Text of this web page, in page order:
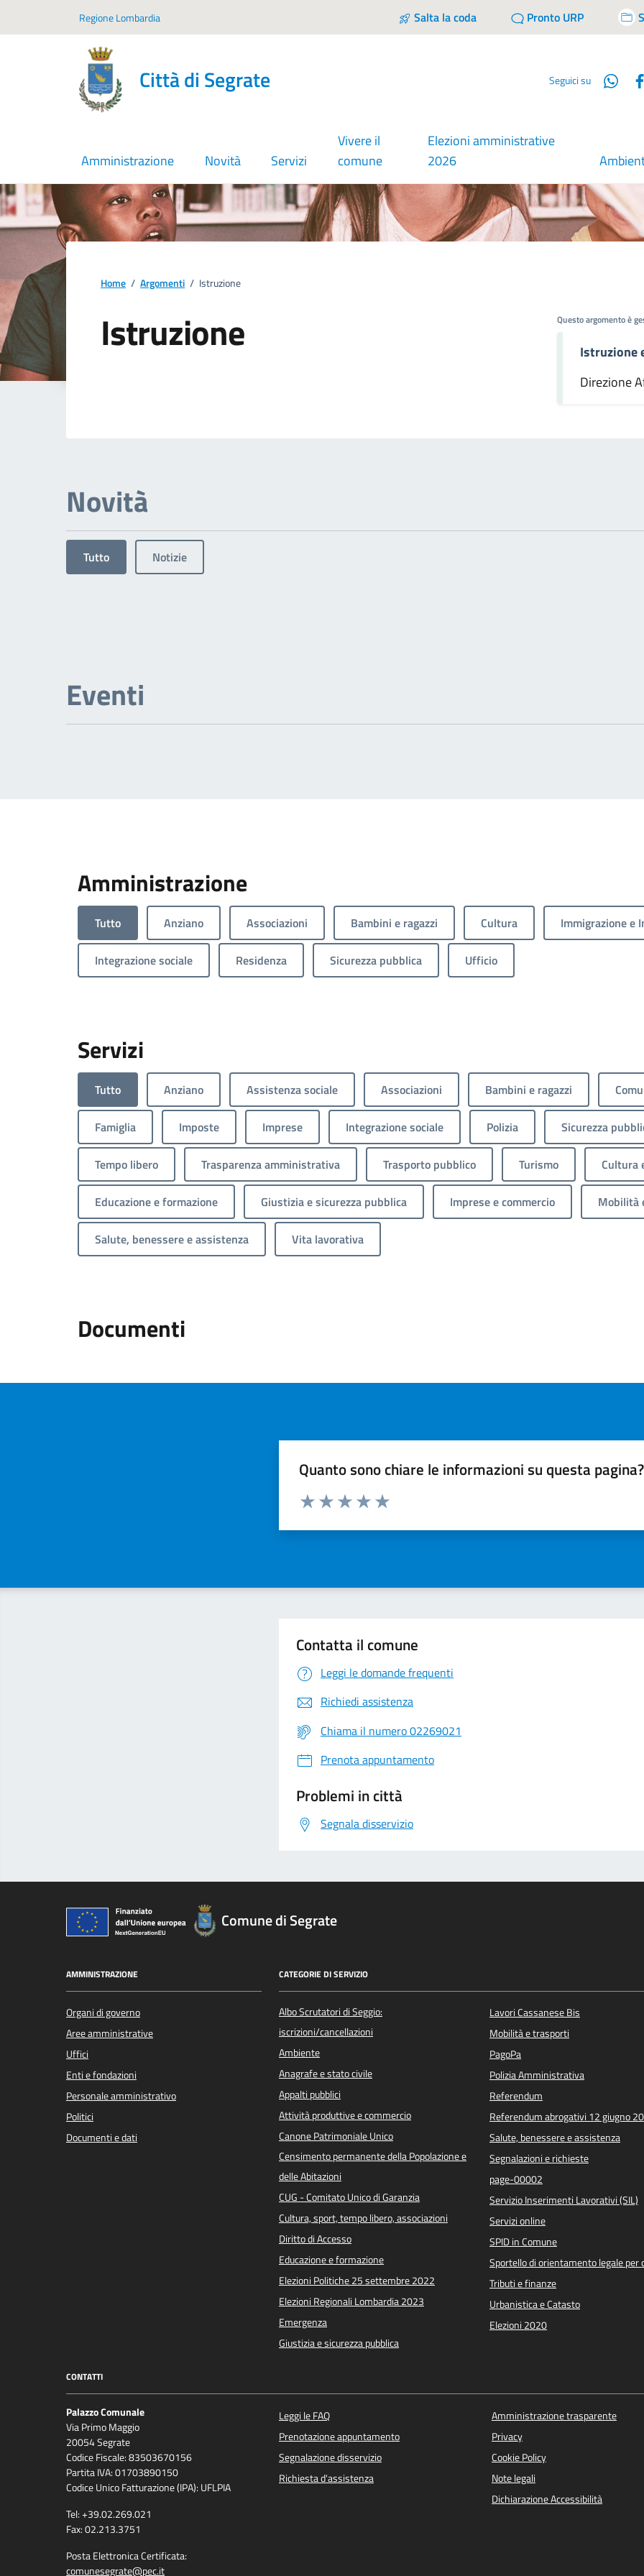
Regione Lombardia Salta la coda Pronto URP
Città di Segrate Seguici su
Amministrazione Novità Servizi
Vivere il
comune
Elezioni amministrative
2026
Home / Argomenti / Istruzione
Istruzione Questo argomento è
Istruzione
Direzione
Novità
Tutto Notizie
Eventi
Amministrazione
Tutto Anziano Associazioni Bambini e ragazzi Cultura Immigrazione e
Integrazione sociale Residenza Sicurezza pubblica Ufficio
Servizi
Tutto Anziano Assistenza sociale Associazioni Bambini e ragazzi
Famiglia Imposte Imprese Integrazione sociale Polizia Sicurezza
Tempo libero Trasparenza amministrativa Trasporto pubblico Turismo Cultura
Educazione e formazione Giustizia e sicurezza pubblica Imprese e commercio Mobilità
Salute, benessere e assistenza Vita lavorativa
Documenti
Quanto sono chiare le informazioni su questa pagina?
Valuta da 1 a 5 stelle la pagina
Contatta il comune
Leggi le domande frequenti
Richiedi assistenza
Chiama il numero 02269021
Prenota appuntamento
Problemi in città
Segnala disservizio
Comune di Segrate
AMMINISTRAZIONE
Organi di governo
Aree amministrative
Uffici
Enti e fondazioni
Personale amministrativo
Politici
Documenti e dati
CATEGORIE DI SERVIZIO
Albo Scrutatori di Seggio:
iscrizioni/cancellazioni
Ambiente
Anagrafe e stato civile
Appalti pubblici
Attività produttive e commercio
Canone Patrimoniale Unico
Censimento permanente della Popolazione e
delle Abitazioni
CUG - Comitato Unico di Garanzia
Cultura, sport, tempo libero, associazioni
Diritto di Accesso
Educazione e formazione
Elezioni Politiche 25 settembre 2022
Elezioni Regionali Lombardia 2023
Emergenza
Giustizia e sicurezza pubblica
Lavori Cassanese Bis
Mobilità e trasporti
PagoPa
Polizia Amministrativa
Referendum
Referendum abrogativi 12 giugno
Salute, benessere e assistenza
Segnalazioni e richieste
page-00002
Servizio Inserimenti Lavorativi (SIL)
Servizi online
SPID in Comune
Sportello di orientamento legale per
Tributi e finanze
Urbanistica e Catasto
Elezioni 2020
CONTATTI
Palazzo Comunale
Via Primo Maggio
20054 Segrate
Codice Fiscale: 83503670156
Partita IVA: 01703890150
Codice Unico Fatturazione (IPA): UFLPIA
Tel: +39.02.269.021
Fax: 02.213.3751
Posta Elettronica Certificata:
comunesegrate@pec.it
Leggi le FAQ
Prenotazione appuntamento
Segnalazione disservizio
Richiesta d'assistenza
Amministrazione trasparente
Privacy
Cookie Policy
Note legali
Dichiarazione Accessibilità